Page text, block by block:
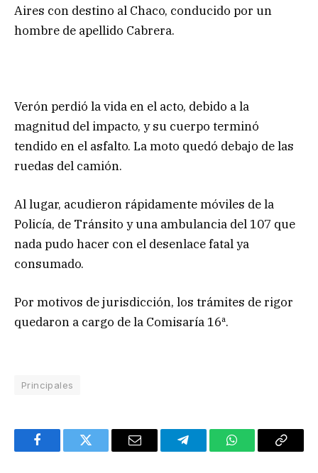
Aires con destino al Chaco, conducido por un
hombre de apellido Cabrera.
Verón perdió la vida en el acto, debido a la
magnitud del impacto, y su cuerpo terminó
tendido en el asfalto. La moto quedó debajo de las
ruedas del camión.
Al lugar, acudieron rápidamente móviles de la
Policía, de Tránsito y una ambulancia del 107 que
nada pudo hacer con el desenlace fatal ya
consumado.
Por motivos de jurisdicción, los trámites de rigor
quedaron a cargo de la Comisaría 16ª.
Principales
FacebookTwitter Email TelegramWhatsAppCopy